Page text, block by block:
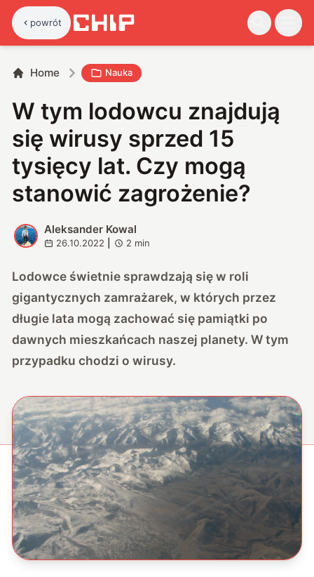
powrót
Home Nauka
W tym lodowcu znajdują
się wirusy sprzed 15
tysięcy lat. Czy mogą
stanowić zagrożenie?
A
Aleksander Kowal
26.10.2022 2 min
Lodowce świetnie sprawdzają się w roli
gigantycznych zamrażarek, w których przez
długie lata mogą zachować się pamiątki po
dawnych mieszkańcach naszej planety. W tym
przypadku chodzi o wirusy.